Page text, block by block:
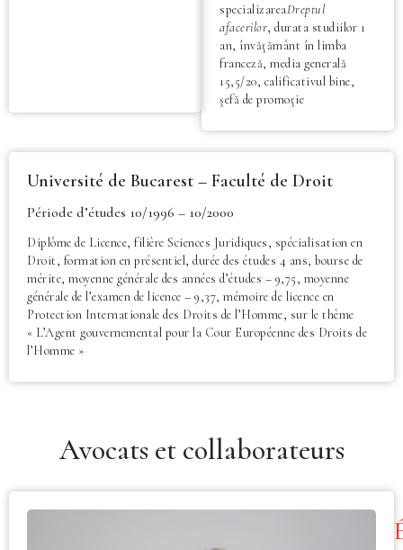
specializareaDreptul
afacerilor, durata studiilor 1
an, învăţământ în limba
franceză, media generală
15,5/20, calificativul bine,
şefă de promoţie
Université de Bucarest – Faculté de Droit
Période d’études 10/1996 – 10/2000
Diplôme de Licence, filière Sciences Juridiques, spécialisation en
Droit, formation en présentiel, durée des études 4 ans, bourse de
mérite, moyenne générale des années d’études – 9,75, moyenne
générale de l’examen de licence – 9,37, mémoire de licence en
Protection Internationale des Droits de l’Homme, sur le thème
« L’Agent gouvernemental pour la Cour Européenne des Droits de
l’Homme »
Avocats et collaborateurs